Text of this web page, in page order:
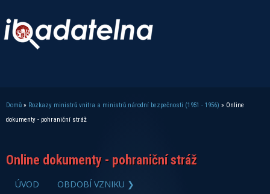
Jste zde
Domů » Rozkazy ministrů vnitra a ministrů národní bezpečnosti (1951 - 1956) » Online
dokumenty - pohraniční stráž
Online dokumenty - pohraniční stráž
ÚVOD
OBDOBÍ VZNIKU ❯
zobrazit PDF dokument